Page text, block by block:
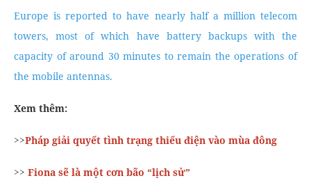
Europe is reported to have nearly half a million telecom
towers, most of which have battery backups with the
capacity of around 30 minutes to remain the operations of
the mobile antennas.
Xem thêm:
>>Pháp giải quyết tình trạng thiếu điện vào mùa đông
>> Fiona sẽ là một cơn bão “lịch sử”